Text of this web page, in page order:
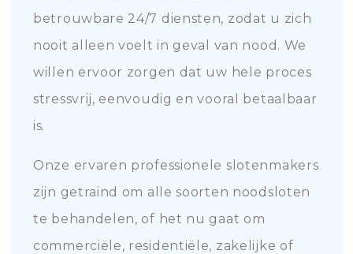
betrouwbare 24/7 diensten, zodat u zich
nooit alleen voelt in geval van nood. We
willen ervoor zorgen dat uw hele proces
stressvrij, eenvoudig en vooral betaalbaar
is.
Onze ervaren professionele slotenmakers
zijn getraind om alle soorten noodsloten
te behandelen, of het nu gaat om
commerciële, residentiële, zakelijke of